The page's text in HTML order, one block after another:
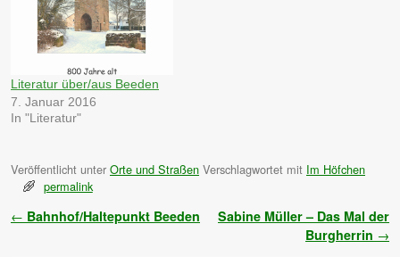
Literatur über/aus Beeden
7. Januar 2016
In "Literatur"
Veröffentlicht unter Orte und Straßen Verschlagwortet mit Im Höfchen
permalink
Artikelnavigation
← Bahnhof/Haltepunkt Beeden
Sabine Müller – Das Mal der
Burgherrin →